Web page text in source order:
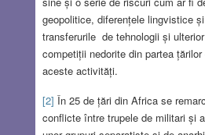
geopolitice, diferențele lingvistice
transferurile de tehnologii și
competiții nedorite din partea
aceste activități.
[2] În 25 de țări din Africa se
conflicte între trupele de militari și